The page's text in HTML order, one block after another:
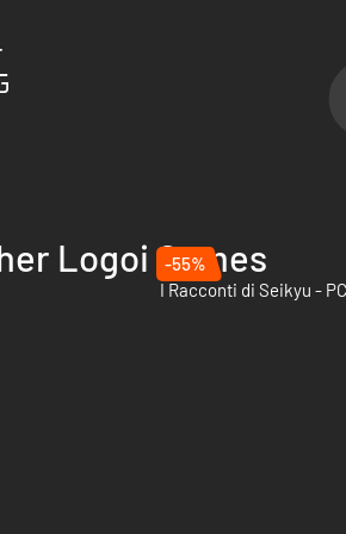
Logoi Games
-55%